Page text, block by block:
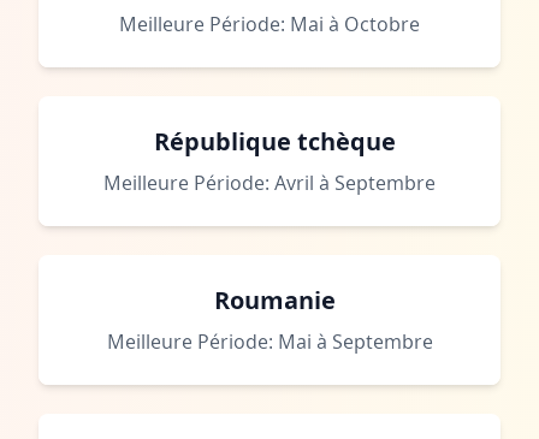
Meilleure Période: Mai à Octobre
République tchèque
Meilleure Période: Avril à Septembre
Roumanie
Meilleure Période: Mai à Septembre